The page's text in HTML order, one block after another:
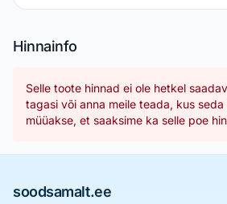
Hinnainfo
Selle toote hinnad ei ole hetkel
tagasi või anna meile teada, kus
müüakse, et saaksime ka selle poe
soodsamalt.ee